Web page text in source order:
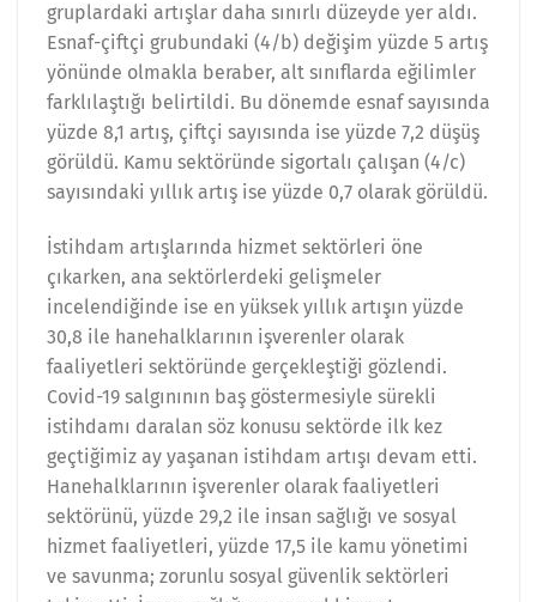
gruplardaki artışlar daha sınırlı düzeyde yer aldı.
Esnaf-çiftçi grubundaki (4/b) değişim yüzde 5 artış
yönünde olmakla beraber, alt sınıflarda eğilimler
farklılaştığı belirtildi. Bu dönemde esnaf sayısında
yüzde 8,1 artış, çiftçi sayısında ise yüzde 7,2 düşüş
görüldü. Kamu sektöründe sigortalı çalışan (4/c)
sayısındaki yıllık artış ise yüzde 0,7 olarak görüldü.
İstihdam artışlarında hizmet sektörleri öne
çıkarken, ana sektörlerdeki gelişmeler
incelendiğinde ise en yüksek yıllık artışın yüzde
30,8 ile hanehalklarının işverenler olarak
faaliyetleri sektöründe gerçekleştiği gözlendi.
Covid-19 salgınının baş göstermesiyle sürekli
istihdamı daralan söz konusu sektörde ilk kez
geçtiğimiz ay yaşanan istihdam artışı devam etti.
Hanehalklarının işverenler olarak faaliyetleri
sektörünü, yüzde 29,2 ile insan sağlığı ve sosyal
hizmet faaliyetleri, yüzde 17,5 ile kamu yönetimi
ve savunma; zorunlu sosyal güvenlik sektörleri